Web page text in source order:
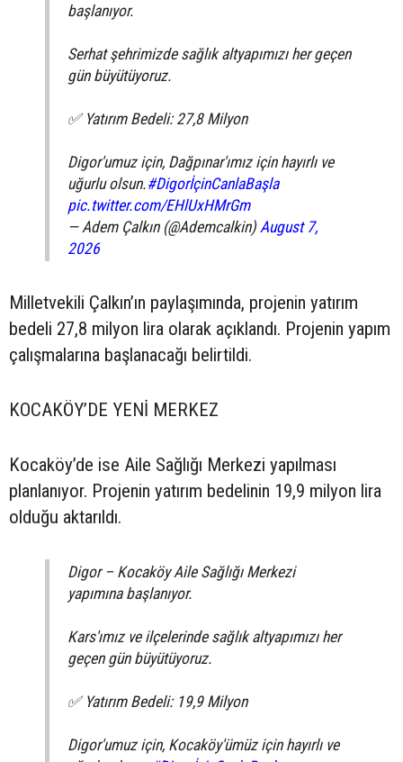
başlanıyor.
Serhat şehrimizde sağlık altyapımızı her geçen
gün büyütüyoruz.
✅ Yatırım Bedeli: 27,8 Milyon
Digor'umuz için, Dağpınar'ımız için hayırlı ve
uğurlu olsun.#DigorİçinCanlaBaşla
pic.twitter.com/EHlUxHMrGm
— Adem Çalkın (@Ademcalkin)August 7,
2026
Milletvekili Çalkın’ın paylaşımında, projenin yatırım
bedeli 27,8 milyon lira olarak açıklandı. Projenin yapım
çalışmalarına başlanacağı belirtildi.
KOCAKÖY’DE YENİ MERKEZ
Kocaköy’de ise Aile Sağlığı Merkezi yapılması
planlanıyor. Projenin yatırım bedelinin 19,9 milyon lira
olduğu aktarıldı.
Digor – Kocaköy Aile Sağlığı Merkezi
yapımına başlanıyor.
Kars'ımız ve ilçelerinde sağlık altyapımızı her
geçen gün büyütüyoruz.
✅ Yatırım Bedeli: 19,9 Milyon
Digor'umuz için, Kocaköy'ümüz için hayırlı ve